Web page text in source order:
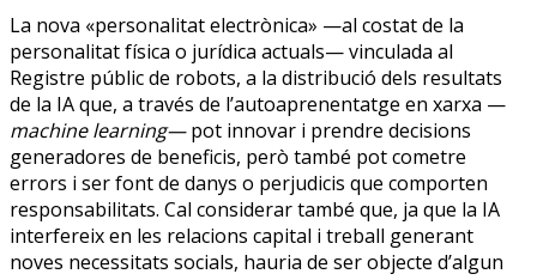
La nova «personalitat electrònica» —al costat de la
personalitat física o jurídica actuals— vinculada al
Registre públic de robots, a la distribució dels resultats
de la IA que, a través de l’autoaprenentatge en xarxa —
machine learning—pot innovar i prendre decisions
generadores de beneficis, però també pot cometre
errors i ser font de danys o perjudicis que comporten
responsabilitats. Cal considerar també que, ja que la IA
interfereix en les relacions capital i treball generant
noves necessitats socials, hauria de ser objecte d’algun